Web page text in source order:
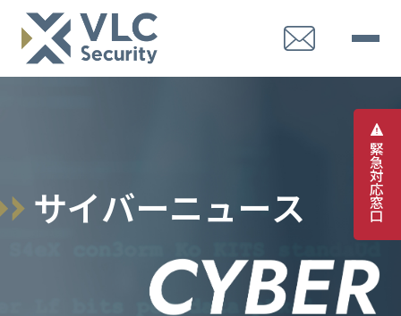
緊
急
対
応
窓
口
サイバーニュース